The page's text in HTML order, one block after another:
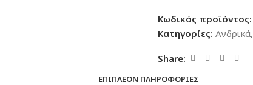
Κωδικός προϊόντος:
Κατηγορίες: Ανδρικά,
Share:
ΕΠΙΠΛΈΟΝ ΠΛΗΡΟΦΟΡΊΕΣ